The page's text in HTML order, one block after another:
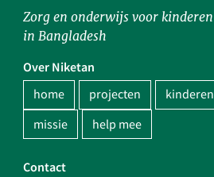
Zorg en onderwijs voor
in Bangladesh
Over Niketan
home projecten kinderen
missie
help mee
Contact